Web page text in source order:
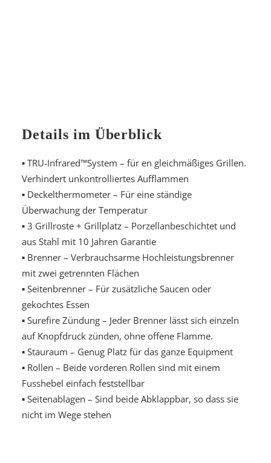
Details im Überblick
▪ TRU-Infrared™System – für en gleichmäßiges Grillen.
Verhindert unkontrolliertes Aufflammen
▪ Deckelthermometer – Für eine ständige
Überwachung der Temperatur
▪ 3 Grillroste + Grillplatz – Porzellanbeschichtet und
aus Stahl mit 10 Jahren Garantie
▪ Brenner – Verbrauchsarme Hochleistungsbrenner
mit zwei getrennten Flächen
▪ Seitenbrenner – Für zusätzliche Saucen oder
gekochtes Essen
▪ Surefire Zündung – Jeder Brenner lässt sich einzeln
auf Knopfdruck zünden, ohne offene Flamme.
▪ Stauraum – Genug Platz für das ganze Equipment
▪ Rollen – Beide vorderen Rollen sind mit einem
Fusshebel einfach feststellbar
▪ Seitenablagen – Sind beide Abklappbar, so dass sie
nicht im Wege stehen